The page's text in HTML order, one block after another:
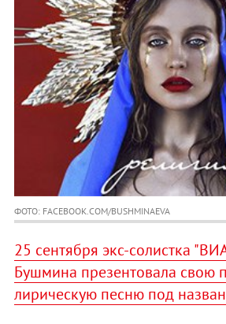
ФОТО: FACEBOOK.COM/BUSHMINAEVA
25 сентября экс-солистка
Бушмина презентовала свою
лирическую песню под